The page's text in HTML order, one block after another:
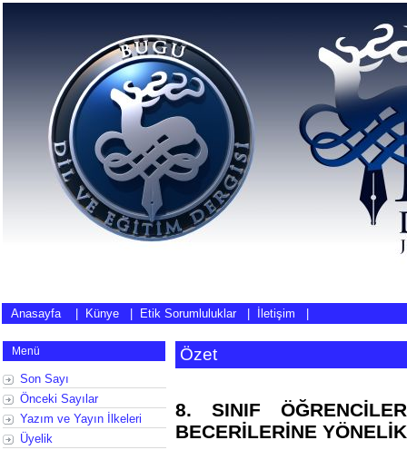
Anasayfa| Künye Etik Sorumluluklar İletişim
Menü
Son Sayı
Önceki Sayılar
Yazım ve Yayın İlkeleri
Üyelik
Özet
8. SINIF
BECERİLERİNE